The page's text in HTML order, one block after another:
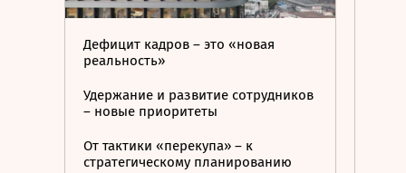
Дефицит кадров – это «новая
реальность»
Удержание и развитие сотрудников
– новые приоритеты
От тактики «перекупа» – к
стратегическому планированию